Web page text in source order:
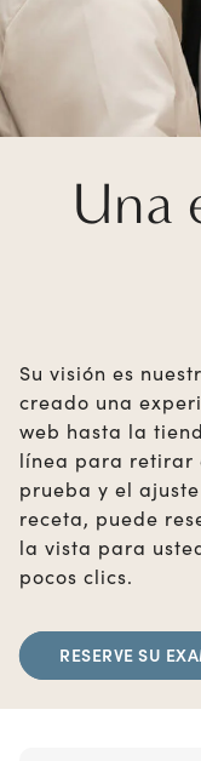
Una
Su visión es
creado una
web hasta la
línea para retirar
prueba y el
receta, puede
la vista para
pocos clics.
RESERVE SU